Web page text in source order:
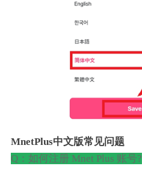
MnetPlus中文版常见问题
Q：如何注册 Mnet Plus 账号?